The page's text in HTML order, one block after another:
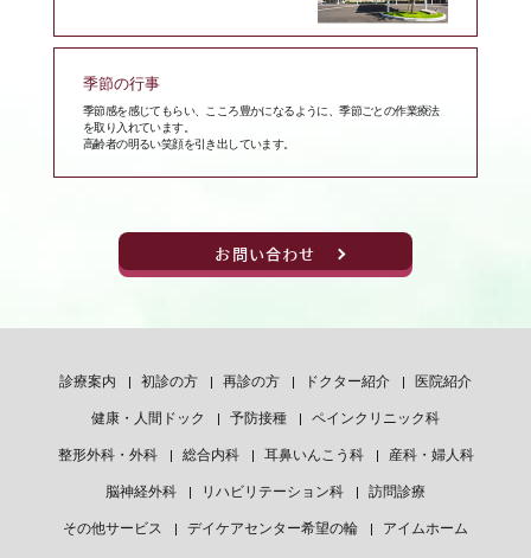
季節の行事
季節感を感じてもらい、こころ豊かになるように、季節ごとの作業療法
を取り入れています。
高齢者の明るい笑顔を引き出しています。
お問い合わせ
診療案内 初診の方 再診の方 ドクター紹介 医院紹介
健康・人間ドック 予防接種 ペインクリニック科
整形外科・外科 総合内科 耳鼻いんこう科 産科・婦人科
脳神経外科 リハビリテーション科 訪問診療
その他サービス デイケアセンター希望の輪 アイムホーム